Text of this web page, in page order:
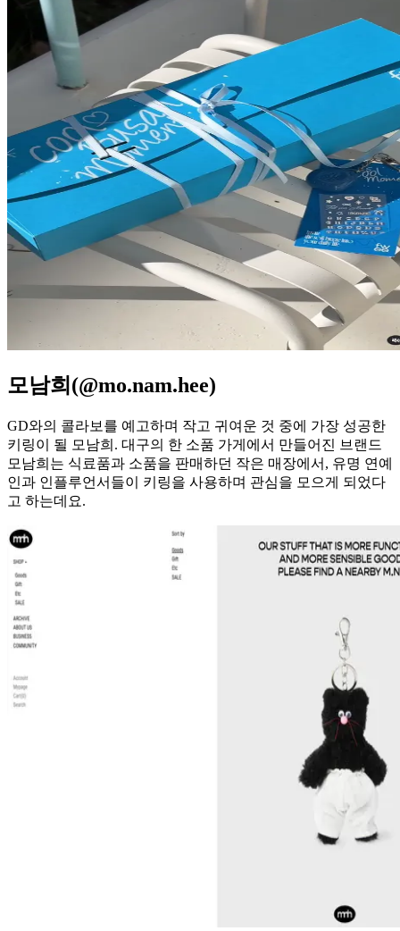
모남희(@mo.nam.hee)
GD와의 콜라보를 예고하며 작고 귀여운 것 중에 가장 성공한
키링이 될 모남희. 대구의 한 소품 가게에서 만들어진 브랜드
모남희는 식료품과 소품을 판매하던 작은 매장에서, 유명 연예
인과 인플루언서들이 키링을 사용하며 관심을 모으게 되었다
고 하는데요.